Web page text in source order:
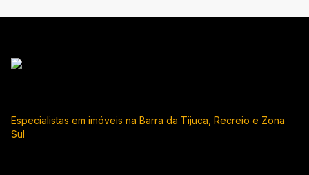
Especialistas em imóveis na Barra da Tijuca, Recreio e Zona
Sul